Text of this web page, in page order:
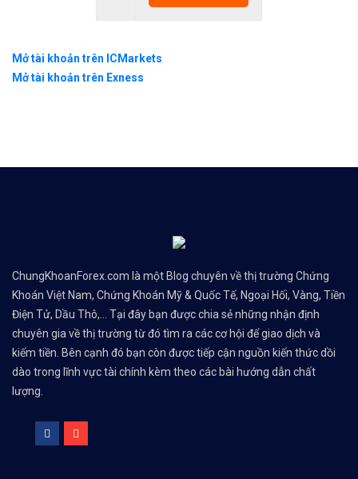
Mở tài khoản trên ICMarkets
Mở tài khoản trên Exness
ChungKhoanForex.com là một Blog chuyên về thị trường Chứng
Khoán Việt Nam, Chứng Khoán Mỹ & Quốc Tế, Ngoại Hối, Vàng, Tiền
Điện Tử, Dầu Thô,... Tại đây bạn được chia sẻ những nhận định
chuyên gia về thị trường từ đó tìm ra các cơ hội để giao dịch và
kiếm tiền. Bên cạnh đó bạn còn được tiếp cận nguồn kiến thức dồi
dào trong lĩnh vực tài chính kèm theo các bài hướng dẫn chất
lượng.